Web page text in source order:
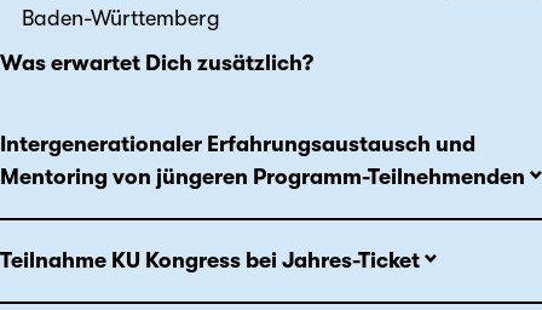
Baden-Württemberg
Was erwartet Dich zusätzlich?
Intergenerationaler Erfahrungsaustausch und
Mentoring von jüngeren Programm-Teilnehmenden
Teilnahme KU Kongress bei Jahres-Ticket